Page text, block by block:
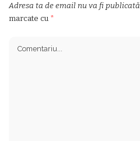
Adresa ta de email nu va fi publicată.
marcate cu *